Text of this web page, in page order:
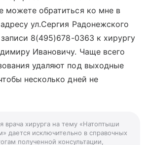
можете обратиться ко мне в
ул.Сергия Радонежского
8(495)678-0363 к хирургу
Ивановичу. Чаще всего
удаляют под выходные
несколько дней не
врача хирурга на тему «Натоптыши
дается исключительно в справочных
полученной консультации,